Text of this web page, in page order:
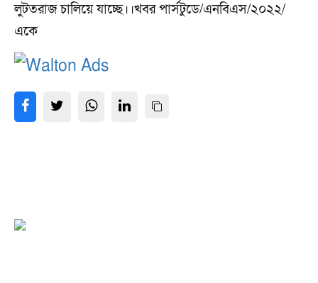
লুটতরাজ চালিয়ে যাচ্ছে।।খবর পার্সটুডে/এনবিএস/২০২২/
একে